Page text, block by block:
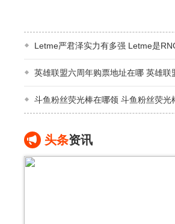
Letme严君泽实力有多强 Letme是
英雄联盟六周年购票地址在哪 英雄联
斗鱼粉丝荧光棒在哪领 斗鱼粉丝荧光
头条资讯